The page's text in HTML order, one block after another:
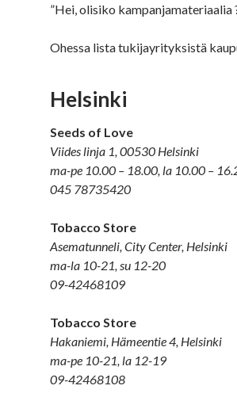
”Hei, olisiko kampanjamateriaalia
Ohessa lista tukijayrityksistä
Helsinki
Seeds of Love
Viides linja 1, 00530 Helsinki
ma-pe 10.00 – 18.00, la 10.00 –
045 78735420
Tobacco Store
Asematunneli, City Center, Helsinki
ma-la 10-21, su 12-20
09-42468109
Tobacco Store
Hakaniemi, Hämeentie 4, Helsinki
ma-pe 10-21, la 12-19
09-42468108